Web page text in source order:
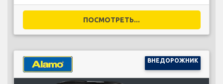
ПОСМОТРЕТЬ...
ВНЕДОРОЖНИК